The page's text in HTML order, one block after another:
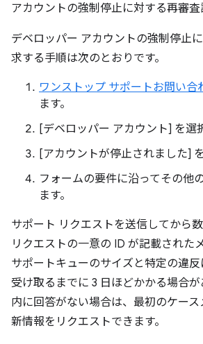
アカウントの強制停止に対する再審査
デベロッパー アカウントの強制停止
求する手順は次のとおりです。
ワンストップ サポートお問い合
ます。
[デベロッパー アカウント] を選
[アカウントが停止されました]
フォームの要件に沿ってその他
ます。
サポート リクエストを送信してから
リクエストの一意の ID が記載された
サポートキューのサイズと特定の違
受け取るまでに 3 日ほどかかる場合
内に回答がない場合は、最初のケー
新情報をリクエストできます。